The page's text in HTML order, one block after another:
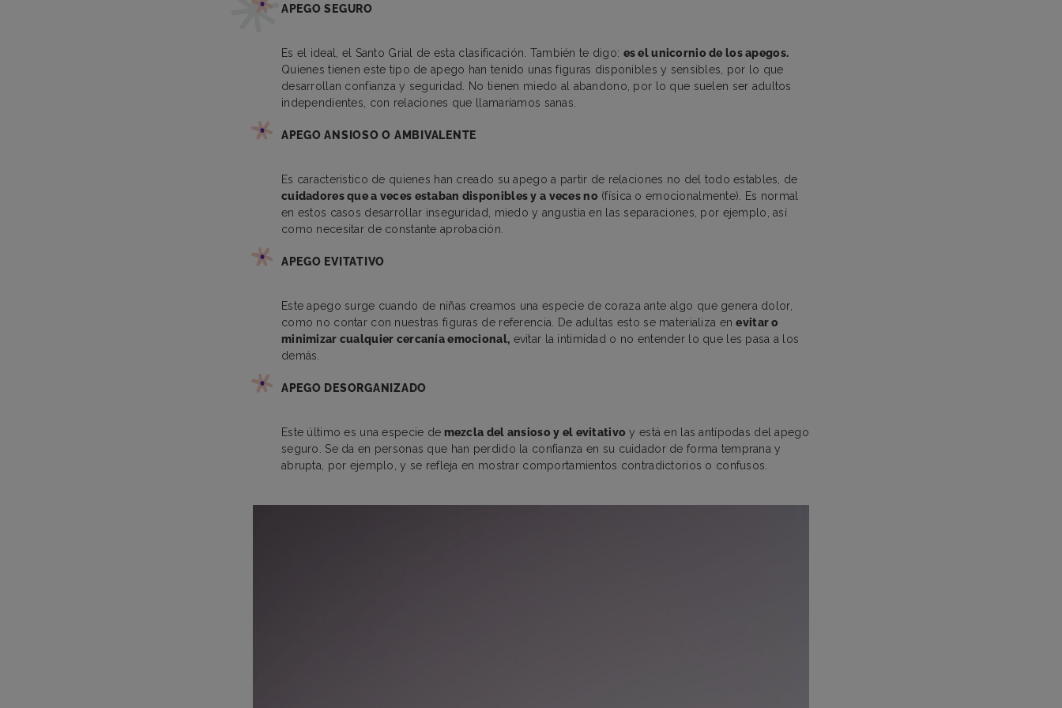
APEGO SEGURO
Es el ideal, el Santo Grial de esta clasificación. También te digo: es el unicornio de los apegos.
Quienes tienen este tipo de apego han tenido unas figuras disponibles y sensibles, por lo que
desarrollan confianza y seguridad. No tienen miedo al abandono, por lo que suelen ser adultos
independientes, con relaciones que llamaríamos sanas.
APEGO ANSIOSO O AMBIVALENTE
Es característico de quienes han creado su apego a partir de relaciones no del todo estables, de
cuidadores que a veces estaban disponibles y a veces no (física o emocionalmente). Es normal
en estos casos desarrollar inseguridad, miedo y angustia en las separaciones, por ejemplo, así
como necesitar de constante aprobación.
APEGO EVITATIVO
Este apego surge cuando de niñas creamos una especie de coraza ante algo que genera dolor,
como no contar con nuestras figuras de referencia. De adultas esto se materializa enevitar o
minimizar cualquier cercanía emocional, evitar la intimidad o no entender lo que les pasa a los
demás.
APEGO DESORGANIZADO
Este último es una especie de mezcla del ansioso y el evitativo y está en las antípodas del apego
seguro. Se da en personas que han perdido la confianza en su cuidador de forma temprana y
abrupta, por ejemplo, y se refleja en mostrar comportamientos contradictorios o confusos.